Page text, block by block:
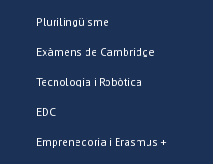
Plurilingüisme
Exàmens de Cambridge
Tecnologia i Robòtica
EDC
Emprenedoria i Erasmus +